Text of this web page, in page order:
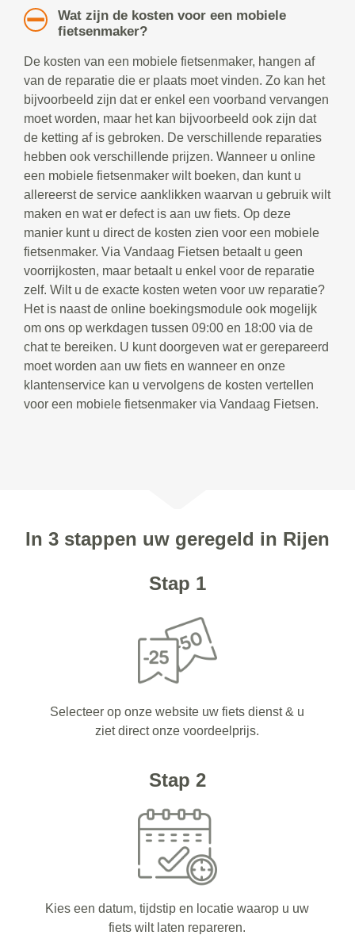
Wat zijn de kosten voor een mobiele
fietsenmaker?
De kosten van een mobiele fietsenmaker, hangen af
van de reparatie die er plaats moet vinden. Zo kan het
bijvoorbeeld zijn dat er enkel een voorband vervangen
moet worden, maar het kan bijvoorbeeld ook zijn dat
de ketting af is gebroken. De verschillende reparaties
hebben ook verschillende prijzen. Wanneer u online
een mobiele fietsenmaker wilt boeken, dan kunt u
allereerst de service aanklikken waarvan u gebruik wilt
maken en wat er defect is aan uw fiets. Op deze
manier kunt u direct de kosten zien voor een mobiele
fietsenmaker. Via Vandaag Fietsen betaalt u geen
voorrijkosten, maar betaalt u enkel voor de reparatie
zelf. Wilt u de exacte kosten weten voor uw reparatie?
Het is naast de online boekingsmodule ook mogelijk
om ons op werkdagen tussen 09:00 en 18:00 via de
chat te bereiken. U kunt doorgeven wat er gerepareerd
moet worden aan uw fiets en wanneer en onze
klantenservice kan u vervolgens de kosten vertellen
voor een mobiele fietsenmaker via Vandaag Fietsen.
In 3 stappen uw geregeld in Rijen
Stap 1
Selecteer op onze website uw fiets dienst & u
ziet direct onze voordeelprijs.
Stap 2
Kies een datum, tijdstip en locatie waarop u uw
fiets wilt laten repareren.